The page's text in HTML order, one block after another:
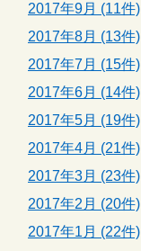
2017年9月 (11件)
2017年8月 (13件)
2017年7月 (15件)
2017年6月 (14件)
2017年5月 (19件)
2017年4月 (21件)
2017年3月 (23件)
2017年2月 (20件)
2017年1月 (22件)